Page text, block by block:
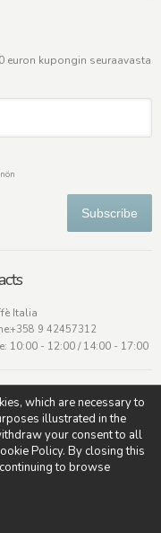
euron kupongin seuraavasta
Subscribe
Italia
+358 9 42457312
10:00 - 12:00 / 14:00 - 17:00
- Credits:
which are necessary to
illustrated in the
your consent to all
Policy. By closing this
to browse